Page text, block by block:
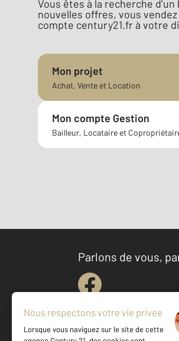
Vous êtes à la recherche
nouvelles offres, vous
compte century21.fr à votre
Mon projet
Achat, Vente et Location
Mon compte Gestion
Bailleur, Locataire et
Parlons de vous,